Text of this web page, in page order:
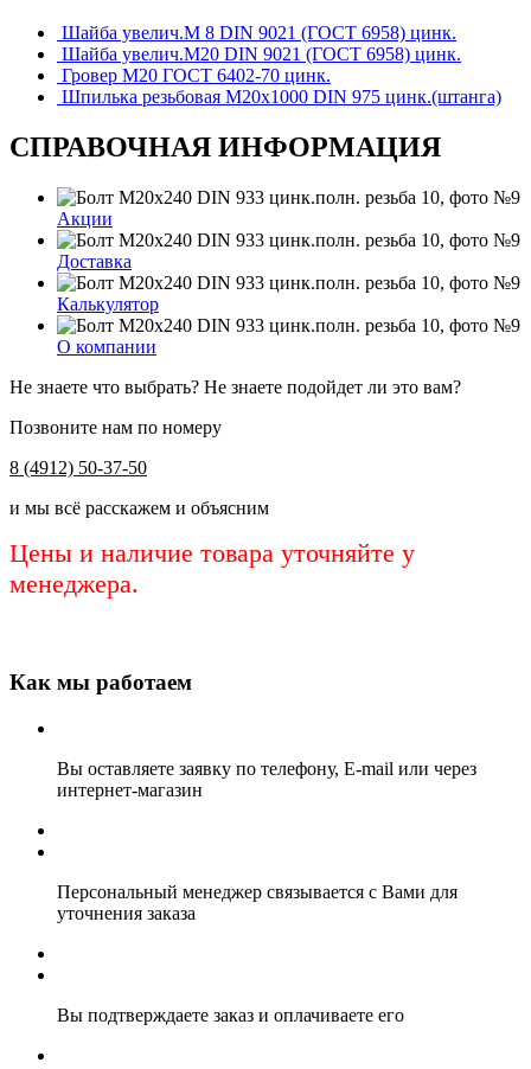
Шайба увелич.М 8 DIN 9021 (ГОСТ 6958) цинк.
Шайба увелич.М20 DIN 9021 (ГОСТ 6958) цинк.
Гровер М20 ГОСТ 6402-70 цинк.
Шпилька резьбовая М20х1000 DIN 975 цинк.(штанга)
СПРАВОЧНАЯ ИНФОРМАЦИЯ
Акции
Доставка
Калькулятор
О компании
Не знаете что выбрать? Не знаете подойдет ли это вам?
Позвоните нам по номеру
8 (4912) 50-37-50
и мы всё расскажем и объясним
Цены и наличие товара уточняйте у
менеджера.
Как мы работаем
Вы оставляете заявку по телефону, E-mail или через
интернет-магазин
Персональный менеджер связывается с Вами для
уточнения заказа
Вы подтверждаете заказ и оплачиваете его